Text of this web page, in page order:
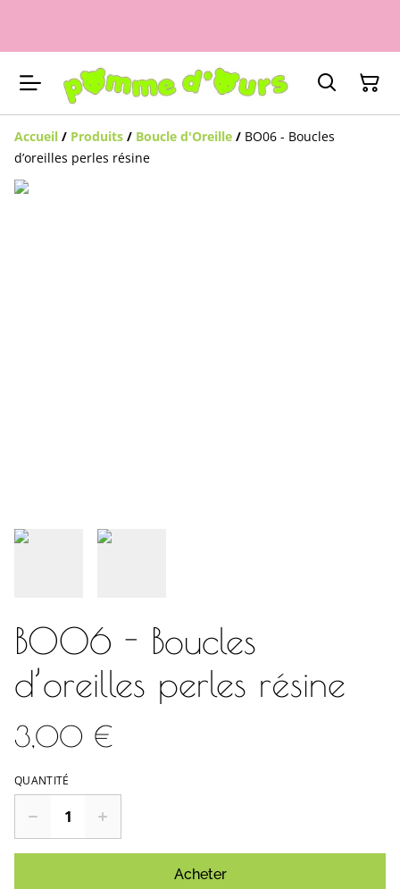
Accueil / Produits / Boucle d'Oreille / BO06 - Boucles
d’oreilles perles résine
BO06 - Boucles
d’oreilles perles résine
3,00 €
QUANTITÉ
Acheter